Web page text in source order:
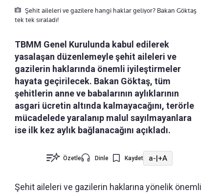
Şehit aileleri ve gazilere hangi haklar geliyor? Bakan Göktaş
tek tek sıraladı!
TBMM Genel Kurulunda kabul edilerek
yasalaşan düzenlemeyle şehit aileleri ve
gazilerin haklarında önemli iyileştirmeler
hayata geçirilecek. Bakan Göktaş, tüm
şehitlerin anne ve babalarının aylıklarının
asgari ücretin altında kalmayacağını, terörle
mücadelede yaralanıp malul sayılmayanlara
ise ilk kez aylık bağlanacağını açıkladı.
Özetle Dinle Kaydet a-|+A
Şehit aileleri ve gazilerin haklarına yönelik önemli